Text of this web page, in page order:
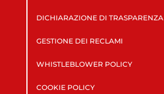
DICHIARAZIONE DI TRASPARENZA
GESTIONE DEI RECLAMI
WHISTLEBLOWER POLICY
COOKIE POLICY